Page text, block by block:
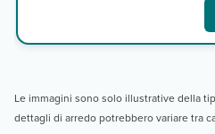
Le immagini sono solo illustrative della
dettagli di arredo potrebbero variare tra